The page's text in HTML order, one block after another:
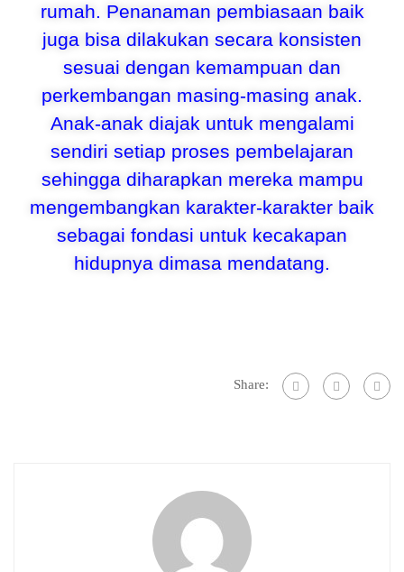
rumah. Penanaman pembiasaan baik
juga bisa dilakukan secara konsisten
sesuai dengan kemampuan dan
perkembangan masing-masing anak.
Anak-anak diajak untuk mengalami
sendiri setiap proses pembelajaran
sehingga diharapkan mereka mampu
mengembangkan karakter-karakter baik
sebagai fondasi untuk kecakapan
hidupnya dimasa mendatang.
Share: